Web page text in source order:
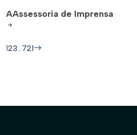
AAssessoria de Imprensa
123…721